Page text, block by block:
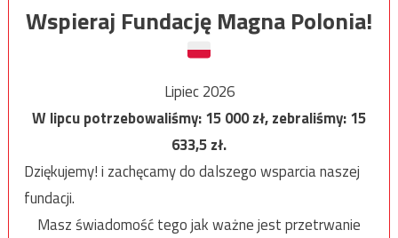
Wspieraj Fundację Magna Polonia!
Lipiec 2026
W lipcu potrzebowaliśmy:15 000zł, zebraliśmy:15
633,5zł.
Dziękujemy! i zachęcamy do dalszego wsparcia naszej
fundacji.
Masz świadomość tego jak ważne jest przetrwanie